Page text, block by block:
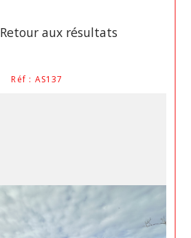
Retour aux résultats
Réf : AS137